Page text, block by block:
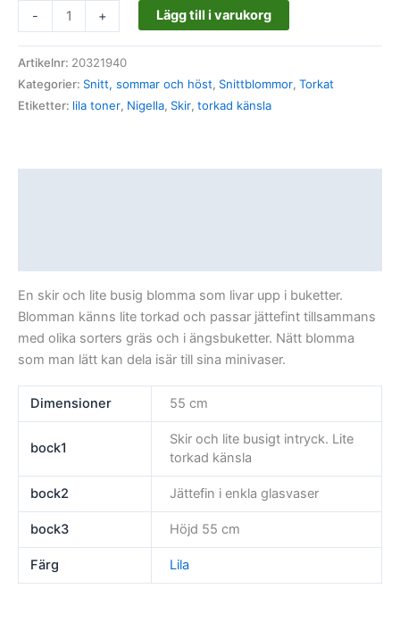
- + Lägg till i varukorg
Artikelnr: 20321940
Kategorier: Snitt, sommar och höst, Snittblommor, Torkat
Etiketter: lila toner, Nigella, Skir, torkad känsla
En skir och lite busig blomma som livar upp i buketter.
Blomman känns lite torkad och passar jättefint tillsammans
med olika sorters gräs och i ängsbuketter. Nätt blomma
som man lätt kan dela isär till sina minivaser.
Dimensioner 55 cm
bock1
Skir och lite busigt intryck. Lite
torkad känsla
bock2 Jättefin i enkla glasvaser
bock3 Höjd 55 cm
Färg Lila